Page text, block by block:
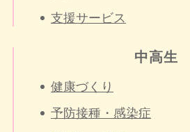
支援サービス
中高生
健康づくり
予防接種・感染症